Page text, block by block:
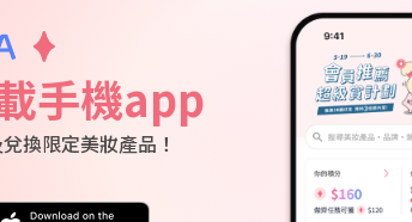
用評價
手機app
換限定美妝產品！